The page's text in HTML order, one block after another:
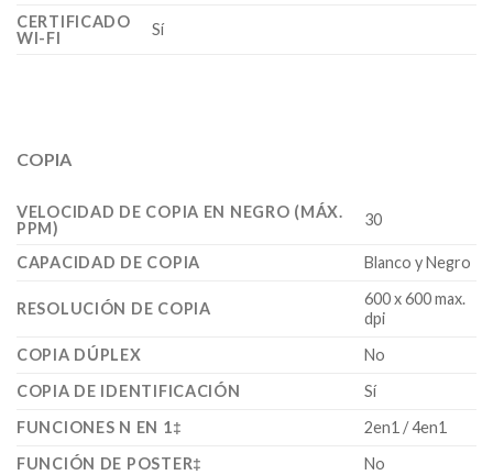
CERTIFICADO
WI-FI
Sí
COPIA
VELOCIDAD DE COPIA EN NEGRO (MÁX.
PPM)
30
CAPACIDAD DE COPIA Blanco y Negro
RESOLUCIÓN DE COPIA
600 x 600 max.
dpi
COPIA DÚPLEX
No
COPIA DE IDENTIFICACIÓN
Sí
FUNCIONES N EN 1‡
2en1 / 4en1
FUNCIÓN DE POSTER‡
No